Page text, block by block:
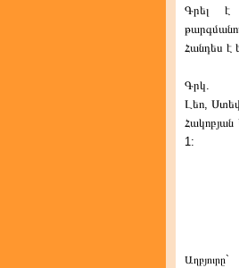
Գրել է
Հանդես է
Գրկ.
Լեո,
1:
Աղբյուրը`